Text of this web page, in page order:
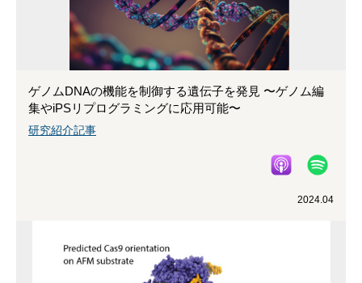
ゲノムDNAの機能を制御する遺伝子を発見 〜ゲノム編
集やiPSリプログラミングに応用可能〜
研究紹介記事
2024.04